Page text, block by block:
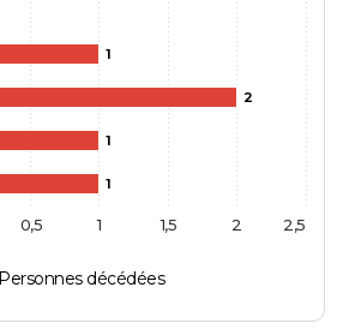
1
2
1
1
Personnes décédées
0,5 1 1,5 2 2,5